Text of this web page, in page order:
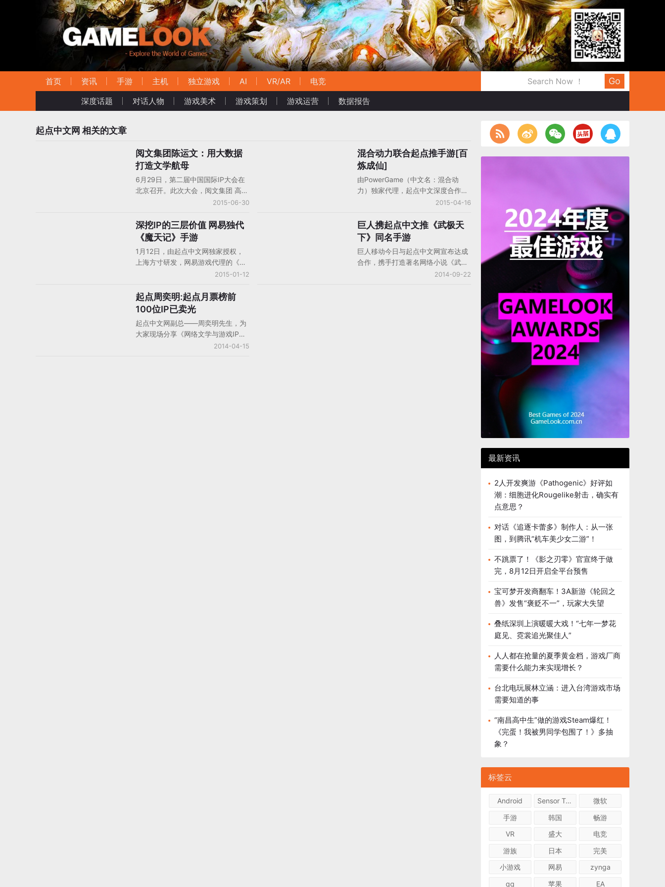
Go
首页 资讯 手游 主机 独立游戏 AI VR/AR
电竞
深度话题
对话人物 游戏美术 游戏策划 游戏运营 数据报告
起点中文网 相关的文章
阅文集团陈运文：用大数据
打造文学航母
6月29日，第二届中国国际IP大会在
北京召开。此次大会，阅文集团 高级
总监 陈运文作了“融合与跨越：从大
新趋势方面，陈运文提出了三个合作
趋势：“第一，运营方的形态多样；第
二，IP合作的节点前移；第三，让IP
能够形成全产业链的互动。”
2015-06-30
混合动力联合起点推手游[百
炼成仙]
由PowerGame（中文名：混合动
力）独家代理，起点中文深度合作的
改编自同名小说的正版手游《百炼成
和iOS越狱平台测试。作为
PowerGame发行的首款作品，《百
炼成仙》已经在多家渠道获得了A评
级。
2015-04-16
深挖IP的三层价值 网易独代
《魔天记》手游
1月12日，由起点中文网独家授权，
上海方寸研发，网易游戏代理的《魔
天记》正版同名手游发布会在广州召
寸正式完成签约仪式，这是继《天下
HD》、《梦幻西游》之后在精品IP布
局方面的又一代表作品。
2015-01-12
巨人携起点中文推《武极天
下》同名手游
巨人移动今日与起点中文网宣布达成
合作，携手打造著名网络小说《武极
天下》同名手游。据悉，该项目将由
2014-09-22
起点周奕明:起点月票榜前
100位IP已卖光
起点中文网副总——周奕明先生，为
大家现场分享《网络文学与游戏IP合
作模式》。IP的价值体现在：节省三
2014-04-15
最新资讯
2人开发爽游《Pathogenic》好评如
潮：细胞进化Rougelike射击，确实有
点意思？
对话《追逐卡蕾多》制作人：从一张
图，到腾讯“机车美少女二游”！
不跳票了！《影之刃零》官宣终于做
完，8月12日开启全平台预售
宝可梦开发商翻车！3A新游《轮回之
兽》发售“褒贬不一”，玩家大失望
叠纸深圳上演暖暖大戏！“七年一梦花
庭见、霓裳追光聚佳人”
人人都在抢量的夏季黄金档，游戏厂商
需要什么能力来实现增长？
台北电玩展林立涵：进入台湾游戏市场
需要知道的事
“南昌高中生”做的游戏Steam爆红！
《完蛋！我被男同学包围了！》多抽
象？
标签云
Android Sensor Tower
微软
手游
韩国
畅游
VR
盛大
电竞
游族
日本
完美
小游戏
网易
zynga
qq
苹果 EA